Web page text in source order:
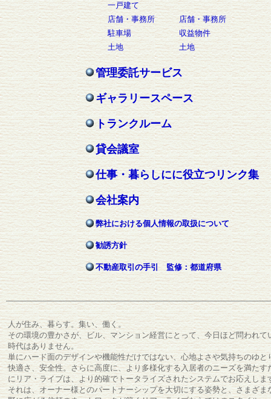
一戸建て
店舗・事務所
店舗・事務所
駐車場
収益物件
土地
土地
管理委託サービス
ギャラリースペース
トランクルーム
貸会議室
仕事・暮らしにに役立つリンク集
会社案内
弊社における個人情報の取扱について
勧誘方針
不動産取引の手引 監修：都道府県
人が住み、暮らす。集い、働く。
その環境の豊かさが、ビル、マンション経営にとって、今日ほど問われて
時代はありません。
単にハード面のデザインや機能性だけではない、心地よさや気持ちのゆと
快適さ、安全性。さらに高度に、より多様化する入居者のニーズを満たす
にリア・ライブは、より的確でトータライズされたシステムでお応えしま
それは、オーナー様とのパートナーシップを大切にする姿勢と、さまざま